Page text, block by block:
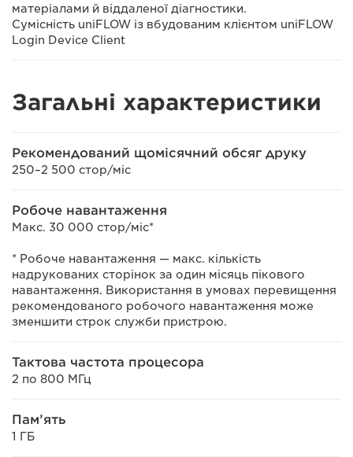
матеріалами й віддаленої діагностики.
Сумісність uniFLOW із вбудованим клієнтом uniFLOW
Login Device Client
Загальні характеристики
Рекомендований щомісячний обсяг друку
250–2 500 стор/міс
Робоче навантаження
Макс. 30 000 стор/міс*
* Робоче навантаження — макс. кількість
надрукованих сторінок за один місяць пікового
навантаження. Використання в умовах перевищення
рекомендованого робочого навантаження може
зменшити строк служби пристрою.
Тактова частота процесора
2 по 800 МГц
Пам’ять
1 ГБ